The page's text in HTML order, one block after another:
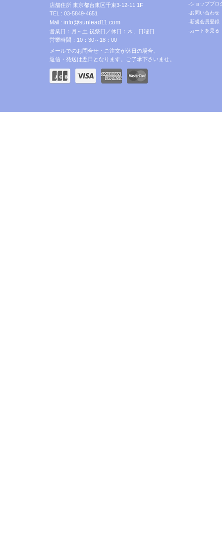
店舗住所 東京都台東区千束3-12-11 1F
TEL : 03-5849-4651
Mail : info@sunlead11.com
営業日：月～土 祝祭日／休日：木、日曜日
営業時間：10：30～18：00
メールでのお問合せ・ご注文が休日の場合、
返信・発送は翌日となります。ご了承下さいませ。
-ショップブロ
-お問い合わせ
-新規会員登録
-カートを見る